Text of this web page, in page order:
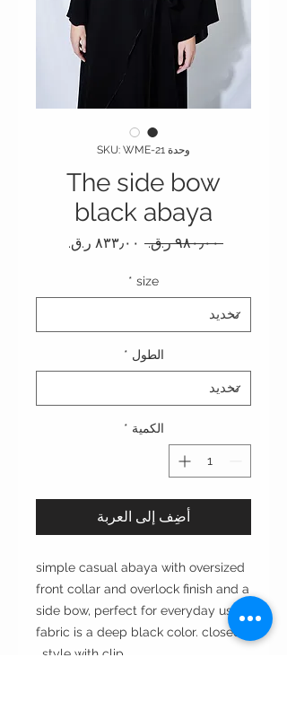
وحدة SKU: WME-21
The side bow
black abaya
‏٩٨٠٫٠٠ ر.ق.‏ سعر عادي
size
*
الطول *
الكمية *
أضِف إلى العربة
simple casual abaya with oversized
front collar and overlock finish and a
side bow, perfect for everyday use,
fabric is a deep black color. closed
style with clip.